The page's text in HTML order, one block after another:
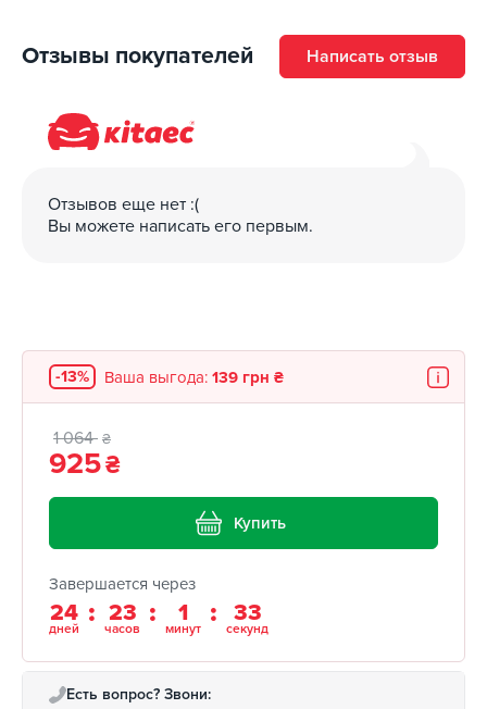
Отзывы покупателей Написать отзыв
Отзывов еще нет :(
Вы можете написать его первым.
-13% Ваша выгода: 139 грн ₴
1 064 ₴
925₴
Купить
Завершается через
24
дней
23
часов
1
минут
32
секунд
Есть вопрос? Звони: